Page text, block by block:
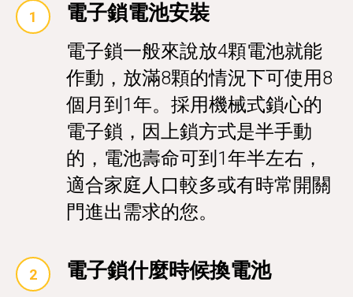
電子鎖電池安裝
電子鎖一般來說放4顆電池就能
作動，放滿8顆的情況下可使用8
個月到1年。採用機械式鎖心的
電子鎖，因上鎖方式是半手動
的，電池壽命可到1年半左右，
適合家庭人口較多或有時常開關
門進出需求的您。
電子鎖什麼時候換電池